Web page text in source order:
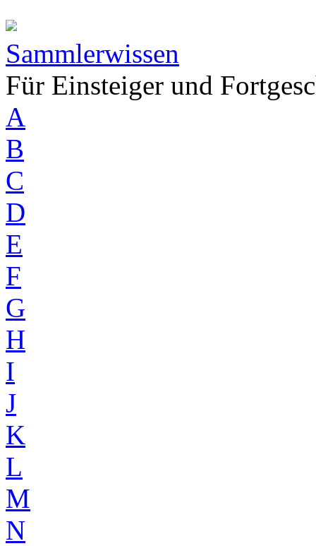
Sammlerwissen
Für Einsteiger und
A
B
C
D
E
F
G
H
I
J
K
L
M
N